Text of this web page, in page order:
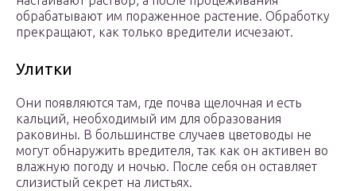
обрабатывают им пораженное растение. Обработку
прекращают, как только вредители исчезают.
Улитки
Они появляются там, где почва щелочная и есть
кальций, необходимый им для образования
раковины. В большинстве случаев цветоводы не
могут обнаружить вредителя, так как он активен во
влажную погоду и ночью. После себя он оставляет
слизистый секрет на листьях.